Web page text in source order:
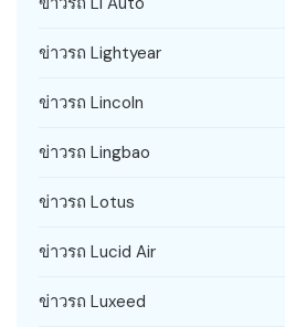
ข่าวรถ Lightyear
ข่าวรถ Lincoln
ข่าวรถ Lingbao
ข่าวรถ Lotus
ข่าวรถ Lucid Air
ข่าวรถ Luxeed